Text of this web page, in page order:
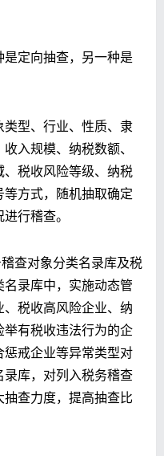
定向抽查，另一种是
型、行业、性质、隶
入规模、纳税数额、
税收风险等级、纳税
方式，随机抽取确定
行稽查。
查对象分类名录库及税
录库中，实施动态管
税收高风险企业、纳
有税收违法行为的企
戒企业等异常类型对
库，对列入税务稽查
查力度，提高抽查比